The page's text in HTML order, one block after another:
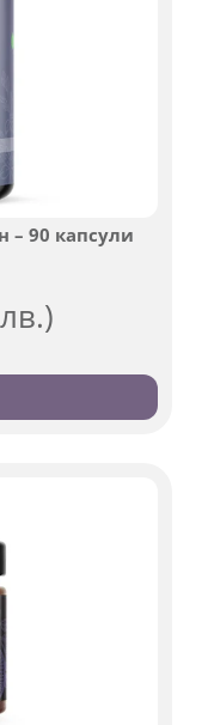
– 90 капсули